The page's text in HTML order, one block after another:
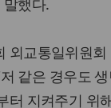
했다.
외교통일위원
같은 경우도
지켜주기 위